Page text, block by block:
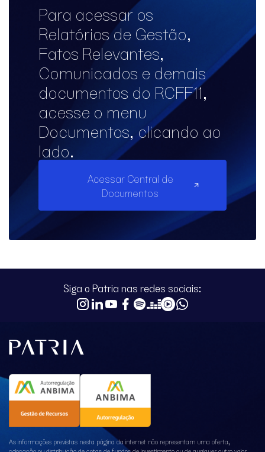
Para acessar os
Relatórios de Gestão,
Fatos Relevantes,
Comunicados e demais
documentos do RCFF11,
acesse o menu
Documentos, clicando ao
lado.
Acessar Central de
Documentos
Siga o Patria nas redes sociais:
As informações previstas nesta página da internet não representam uma oferta,